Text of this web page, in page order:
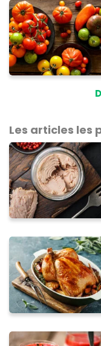
Les articles les